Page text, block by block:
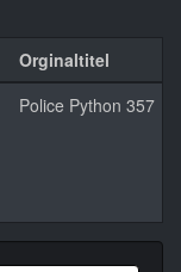
Orginaltitel
Police Python 357